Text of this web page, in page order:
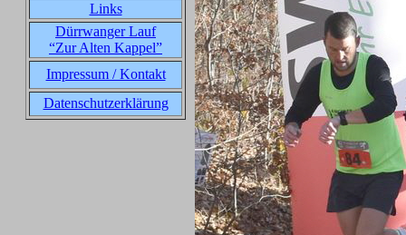
Links
Dürrwanger Lauf
“Zur Alten Kappel”
Impressum / Kontakt
Datenschutzerklärung